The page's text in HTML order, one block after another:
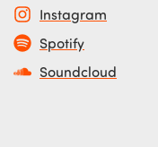
Instagram
Spotify
Soundcloud